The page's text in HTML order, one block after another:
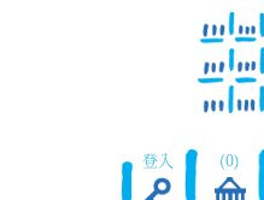
登入 (0)